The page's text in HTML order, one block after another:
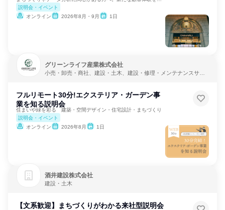
説明会・イベント
オンライン
2026年8月・9月 1日
グリーンライフ産業株式会社
小売・卸売・商社、建設・土木、建設・修理・メンテナンスサー
フルリモート30分!エクステリア・ガーデン事
業を知る説明会
住まいや緑を彩る 建築・空間デザイン・住宅設計・まちづくり
説明会・イベント
オンライン
2026年8月 1日
酒井建設株式会社
建設・土木
【文系歓迎】まちづくりがわかる来社型説明会